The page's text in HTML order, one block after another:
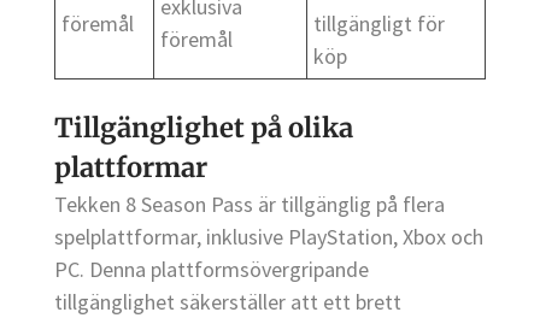
föremål
exklusiva
föremål
tillgängligt för
köp
Tillgänglighet på olika
plattformar
Tekken 8 Season Pass är tillgänglig på flera
spelplattformar, inklusive PlayStation, Xbox och
PC. Denna plattformsövergripande
tillgänglighet säkerställer att ett brett